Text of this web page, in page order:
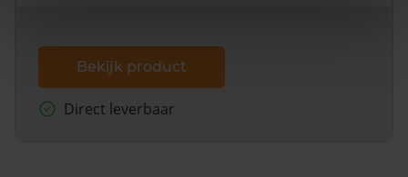
Bekijk product
Direct leverbaar